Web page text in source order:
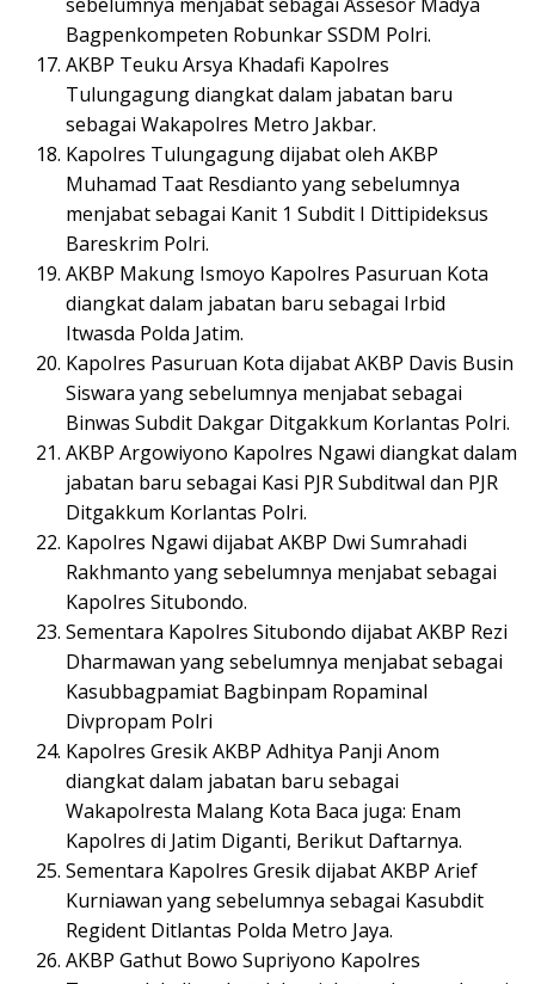
Bagpenkompeten Robunkar SSDM Polri.
AKBP Teuku Arsya Khadafi Kapolres
Tulungagung diangkat dalam jabatan baru
sebagai Wakapolres Metro Jakbar.
Kapolres Tulungagung dijabat oleh AKBP
Muhamad Taat Resdianto yang sebelumnya
menjabat sebagai Kanit 1 Subdit I Dittipideksus
Bareskrim Polri.
AKBP Makung Ismoyo Kapolres Pasuruan Kota
diangkat dalam jabatan baru sebagai Irbid
Itwasda Polda Jatim.
Kapolres Pasuruan Kota dijabat AKBP Davis Busin
Siswara yang sebelumnya menjabat sebagai
Binwas Subdit Dakgar Ditgakkum Korlantas Polri.
AKBP Argowiyono Kapolres Ngawi diangkat dalam
jabatan baru sebagai Kasi PJR Subditwal dan PJR
Ditgakkum Korlantas Polri.
Kapolres Ngawi dijabat AKBP Dwi Sumrahadi
Rakhmanto yang sebelumnya menjabat sebagai
Kapolres Situbondo.
Sementara Kapolres Situbondo dijabat AKBP Rezi
Dharmawan yang sebelumnya menjabat sebagai
Kasubbagpamiat Bagbinpam Ropaminal
Divpropam Polri
Kapolres Gresik AKBP Adhitya Panji Anom
diangkat dalam jabatan baru sebagai
Wakapolresta Malang Kota Baca juga: Enam
Kapolres di Jatim Diganti, Berikut Daftarnya.
Sementara Kapolres Gresik dijabat AKBP Arief
Kurniawan yang sebelumnya sebagai Kasubdit
Regident Ditlantas Polda Metro Jaya.
AKBP Gathut Bowo Supriyono Kapolres